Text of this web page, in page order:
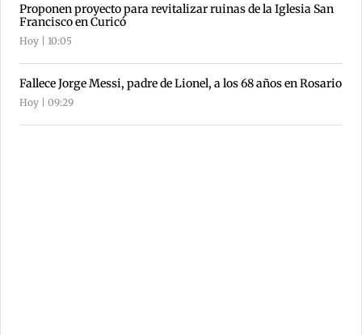
Proponen proyecto para revitalizar ruinas de la Iglesia San
Francisco en Curicó
Hoy | 10:05
Fallece Jorge Messi, padre de Lionel, a los 68 años en Rosario
Hoy | 09:29